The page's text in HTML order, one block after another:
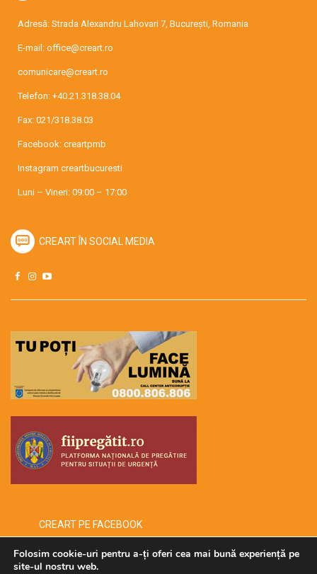
Adresă: Strada Alexandru Lahovari 7, București, Romania
E-mail: office@creart.ro
comunicare@creart.ro
Telefon: +40.21.318.38.04
Fax: 021/318.38.03
Facebook: creartpmb
Instagram creartbucuresti
Luni – Vineri: 09:00 – 17:00
CREART ÎN SOCIAL MEDIA
CREART PE FACEBOOK
Folosim cookie-uri pentru a-ți oferi cea mai bună experiență pe
site-ul nostru web.